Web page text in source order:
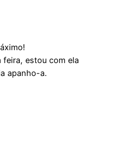
feira, estou com ela
apanho-a.